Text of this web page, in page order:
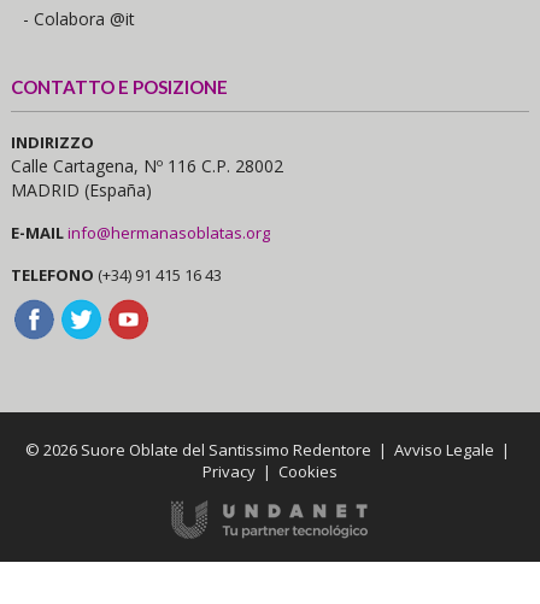
- Colabora @it
CONTATTO E POSIZIONE
INDIRIZZO
Calle Cartagena, Nº 116 C.P. 28002
MADRID (España)
E-MAILinfo@hermanasoblatas.org
TELEFONO (+34) 91 415 16 43
© 2026 Suore Oblate del Santissimo Redentore |Avviso Legale |
Privacy| Cookies